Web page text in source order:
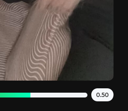
0.50